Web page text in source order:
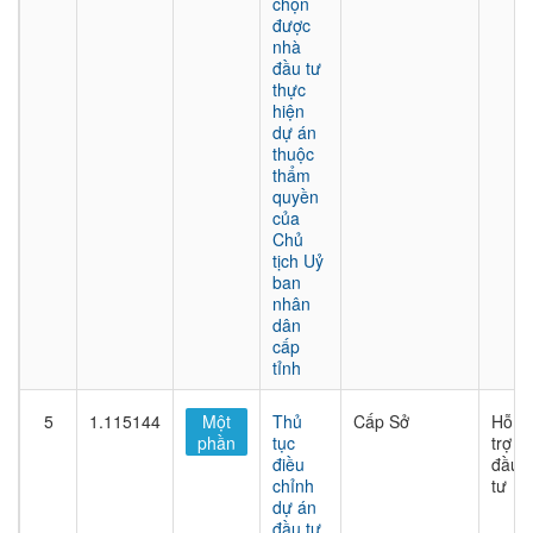
được
nhà
đầu tư
thực
hiện
dự án
thuộc
thẩm
quyền
của
Chủ
tịch Uỷ
ban
nhân
dân
cấp
tỉnh
5 1.115144
Một
phần
Thủ
tục
điều
chỉnh
dự án
đầu tư
Cấp Sở
Hỗ
trợ
đầu
tư